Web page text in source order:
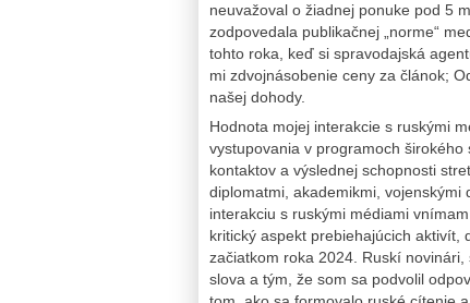
neuvažoval o žiadnej ponuke pod 5
zodpovedala publikačnej „norme“
tohto roka, keď si spravodajská
mi zdvojnásobenie ceny za článok;
našej dohody.
Hodnota mojej interakcie s ruskými
vystupovania v programoch
kontaktov a výslednej schopnosti
diplomatmi, akademikmi,
interakciu s ruskými médiami
kritický aspekt prebiehajúcich aktivít,
začiatkom roka 2024. Ruskí
slova a tým, že som sa podvolil